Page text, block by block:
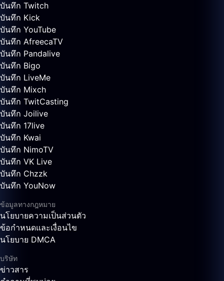
บันทึก Twitch
บันทึก Kick
บันทึก YouTube
บันทึก AfreecaTV
บันทึก Pandalive
บันทึก Bigo
บันทึก LiveMe
บันทึก Mixch
บันทึก TwitCasting
บันทึก Joilive
บันทึก 17live
บันทึก Kwai
บันทึก NimoTV
บันทึก VK Live
บันทึก Chzzk
บันทึก YouNow
ข้อมูลทางกฎหมาย
นโยบายความเป็นส่วนตัว
ข้อกำหนดและเงื่อนไข
นโยบาย DMCA
บริษัท
ข่าวสาร